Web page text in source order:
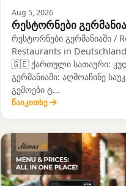
Aug 5, 2026
რესტორნები
რესტორნები გერმანიაში /
Restaurants in
🇬🇪 ქართული სათაური:
გერმანიაში: აღმოაჩინე
გემოები ტ…
წაიკითხე